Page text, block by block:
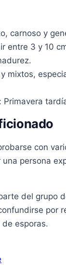
carnoso y
entre 3 y 10
mixtos,
con
persona
del grupo
por
esporas.